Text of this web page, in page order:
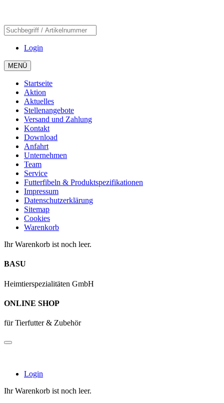
Login
MENÜ
Startseite
Aktion
Aktuelles
Stellenangebote
Versand und Zahlung
Kontakt
Download
Anfahrt
Unternehmen
Team
Service
Futterfibeln & Produktspezifikationen
Impressum
Datenschutzerklärung
Sitemap
Cookies
Warenkorb
Ihr Warenkorb ist noch leer.
BASU
Heimtierspezialitäten GmbH
ONLINE SHOP
für Tierfutter & Zubehör
Login
Ihr Warenkorb ist noch leer.